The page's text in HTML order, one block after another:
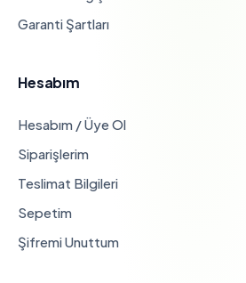
Garanti Şartları
Hesabım
Hesabım / Üye Ol
Siparişlerim
Teslimat Bilgileri
Sepetim
Şifremi Unuttum